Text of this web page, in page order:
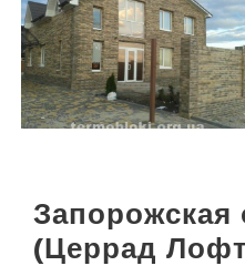
Запорожская
(Церрад